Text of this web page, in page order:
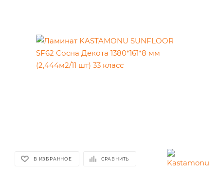
В ИЗБРАННОЕ СРАВНИТЬ